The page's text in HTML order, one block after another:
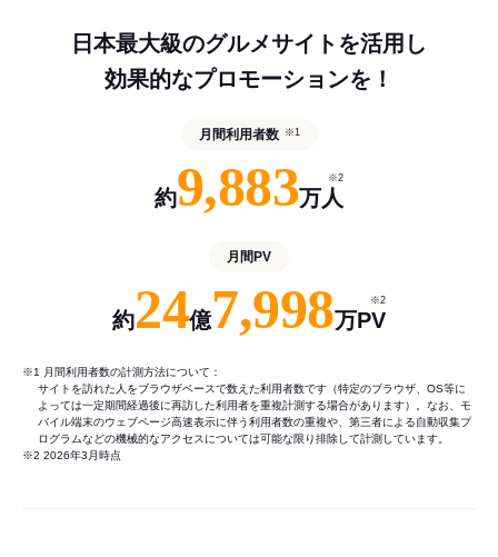
日本最大級のグルメサイトを活用し
効果的なプロモーションを！
月間利用者数 ※1
約9,883万人
※2
月間PV
約24億7,998万PV
※2
※1 月間利用者数の計測方法について：
サイトを訪れた人をブラウザベースで数えた利用者数です（特定のブラウザ、OS等に
よっては一定期間経過後に再訪した利用者を重複計測する場合があります）。なお、モ
バイル端末のウェブページ高速表示に伴う利用者数の重複や、第三者による自動収集プ
ログラムなどの機械的なアクセスについては可能な限り排除して計測しています。
※2 2026年3月時点